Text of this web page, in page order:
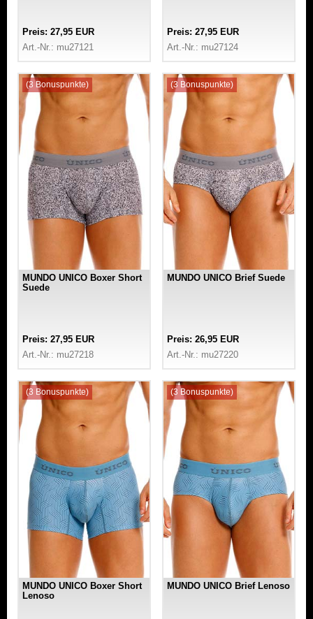
Preis: 27,95 EUR
Art.-Nr.: mu27121
Preis: 27,95 EUR
Art.-Nr.: mu27124
(3 Bonuspunkte)
MUNDO UNICO Boxer Short
Suede
Preis: 27,95 EUR
Art.-Nr.: mu27218
(3 Bonuspunkte)
MUNDO UNICO Brief Suede
Preis: 26,95 EUR
Art.-Nr.: mu27220
(3 Bonuspunkte)
MUNDO UNICO Boxer Short
Lenoso
(3 Bonuspunkte)
MUNDO UNICO Brief Lenoso